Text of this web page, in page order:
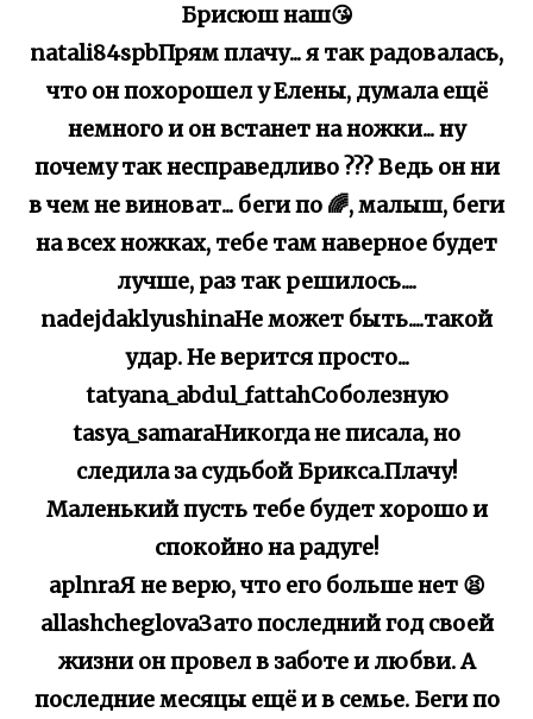
Брисюш наш😘
natali84spbПрям плачу... я так радовалась,
что он похорошел у Елены, думала ещё
немного и он встанет на ножки... ну
почему так несправедливо ??? Ведь он ни
в чем не виноват... беги по 🌈, малыш, беги
на всех ножках, тебе там наверное будет
лучше, раз так решилось....
nadejdaklyushinaНе может быть....такой
удар. Не верится просто...
tatyana_abdul_fattahСоболезную
tasya_samaraНикогда не писала, но
следила за судьбой Брикса.Плачу!
Маленький пусть тебе будет хорошо и
спокойно на радуге!
aplnraЯ не верю, что его больше нет 😫
allashcheglovaЗато последний год своей
жизни он провел в заботе и любви. А
последние месяцы ещё и в семье. Беги по